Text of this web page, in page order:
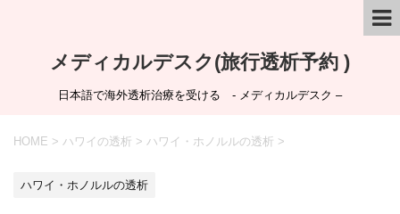
メディカルデスク(旅行透析予約 )
日本語で海外透析治療を受ける - メディカルデスク –
HOME > ハワイの透析 > ハワイ・ホノルルの透析 >
ハワイ・ホノルルの透析